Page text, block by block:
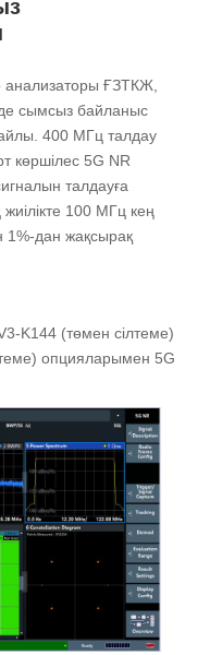
анализаторы ҒЗТКЖ,
сымсыз байланыс
400 МГц талдау
көршілес 5G NR
талдауға
100 МГц кең
1%-дан жақсырақ
K144 (төмен сілтеме)
опцияларымен 5G